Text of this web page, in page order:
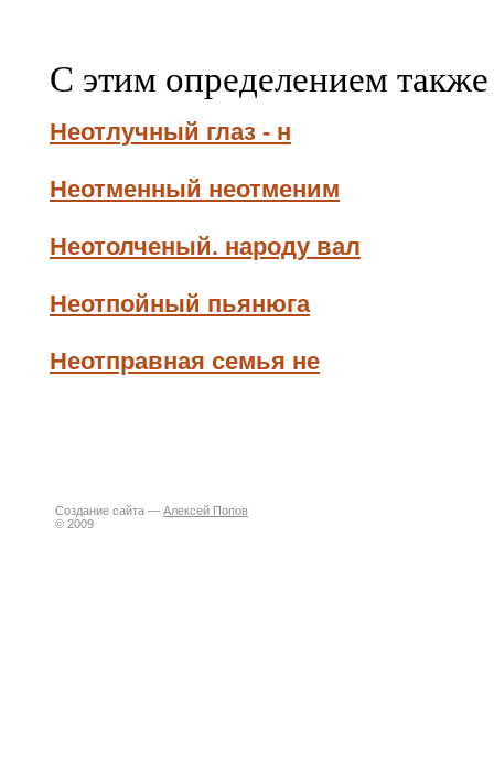
С этим определением
Неотлучный глаз - н
Неотменный неотменим
Неотолченый. народу вал
Неотпойный пьянюга
Неотправная семья не
Создание сайта — Алексей Попов
© 2009